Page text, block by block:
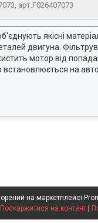
арт.F026407073
якісні
двигуна.
мотор від
на
на маркетплейсі
Поскаржитися на контент